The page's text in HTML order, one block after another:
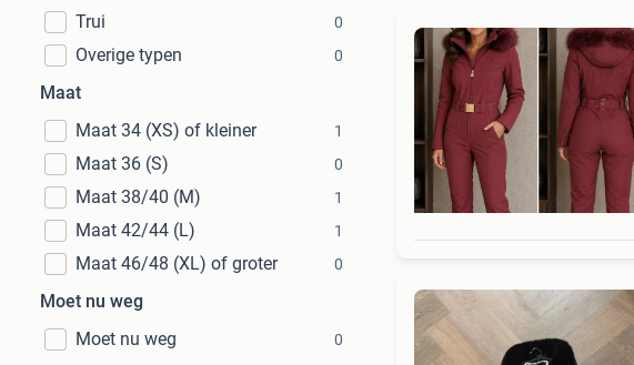
Trui 0
Overige typen 0
Maat
Maat 34 (XS) of kleiner
1
Maat 36 (S) 0
Maat 38/40 (M) 1
Maat 42/44 (L) 1
Maat 46/48 (XL) of groter 0
Moet nu weg
Moet nu weg
0